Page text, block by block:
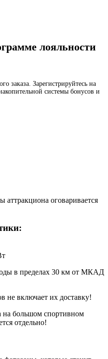
лояльности
заказа. Зарегистрируйтесь на
системы бонусов и
аттракциона оговаривается
в пределах 30 км от МКАД
не включает их доставку!
на большом спортивном
отдельно!